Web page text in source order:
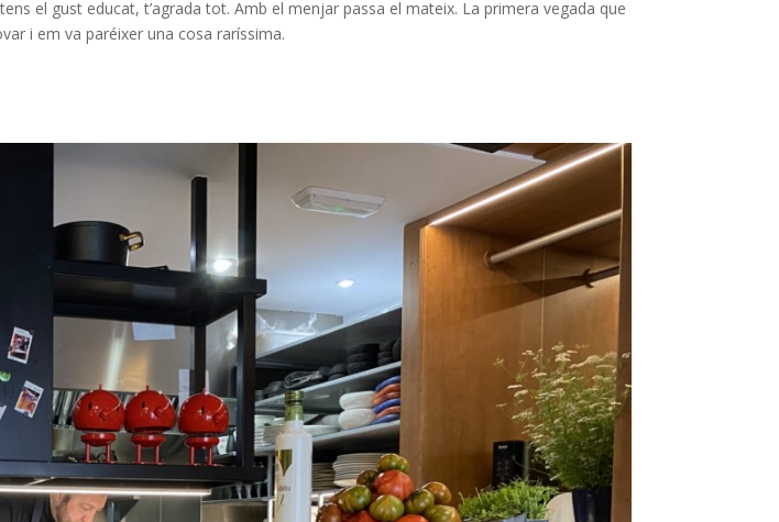
el gust educat, t’agrada tot. Amb el menjar passa el mateix. La primera vegada que
i em va paréixer una cosa raríssima.